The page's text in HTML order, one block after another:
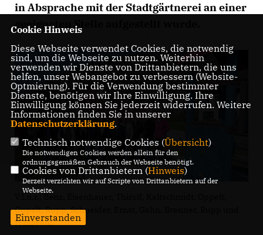
in Absprache mit der Stadtgärtnerei an einer
geeigneten Stelle aufgestellt wurde.
Oppelt, Rupp, Schneider, Ernst, Gahn, Brenner, Rupp und
Hohlwein.
Cookie Hinweis
Diese Webseite verwendet Cookies, die notwendig
sind, um die Webseite zu nutzen. Weiterhin
verwenden wir Dienste von Drittanbietern, die uns
helfen, unser Webangebot zu verbessern (Website-
Optmierung). Für die Verwendung bestimmter
Dienste, benötigen wir Ihre Einwilligung. Ihre
Einwilligung können Sie jederzeit widerrufen. Weitere
Informationen finden Sie in unserer
Datenschutzerklärung.
Technisch notwendige Cookies (Übersicht)
Die notwendigen Cookies werden allein für den
ordnungsgemäßen Gebrauch der Webseite benötigt.
Cookies von Drittanbietern (Hinweis)
Derzeit verzichten wir auf Scripte von Drittanbietern auf der
Webseite.
Einverstanden